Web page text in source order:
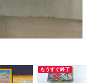
もうすぐ終了